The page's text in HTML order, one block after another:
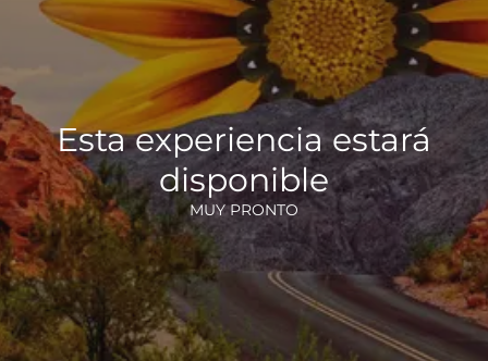
Esta experiencia estará
disponible
MUY PRONTO